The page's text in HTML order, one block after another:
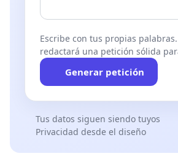
Escribe con tus propias
redactará una petición sólida
Generar petición
Tus datos siguen siendo tuyos
Privacidad desde el diseño